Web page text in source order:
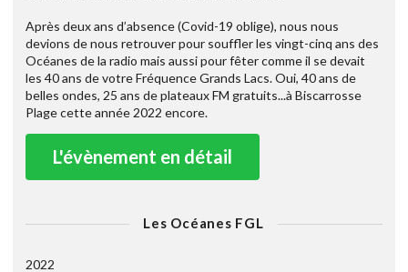
Après deux ans d’absence (Covid-19 oblige), nous nous
devions de nous retrouver pour souffler les vingt-cinq ans des
Océanes de la radio mais aussi pour fêter comme il se devait
les 40 ans de votre Fréquence Grands Lacs. Oui, 40 ans de
belles ondes, 25 ans de plateaux FM gratuits...à Biscarrosse
Plage cette année 2022 encore.
L'évènement en détail
Les Océanes FGL
2022